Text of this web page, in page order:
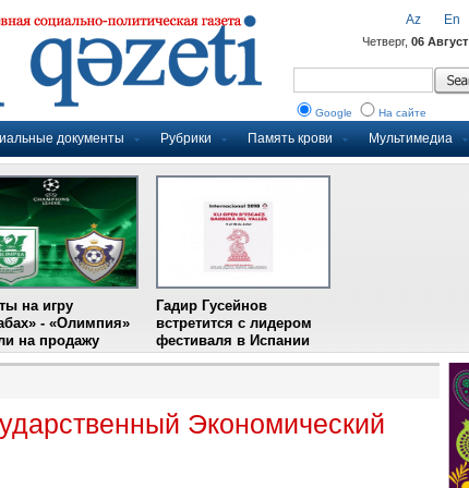
документы Рубрики Память крови Мультимедиа
Az En
Четверг, 06 Август
Google На сайте
на игру
- «Олимпия»
на продажу
Гадир Гусейнов
встретится с лидером
фестиваля в Испании
Экономический